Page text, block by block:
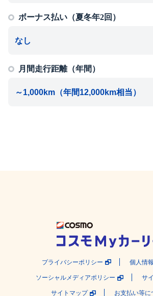
ボーナス払い（夏冬年2回）
月間走行距離（年間）
プライバシーポリシー 個人情
ソーシャルメディアポリシー サ
サイトマップ お支払い等に